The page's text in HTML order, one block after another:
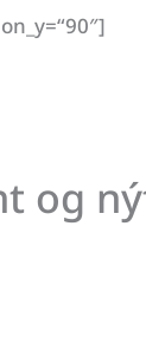
og